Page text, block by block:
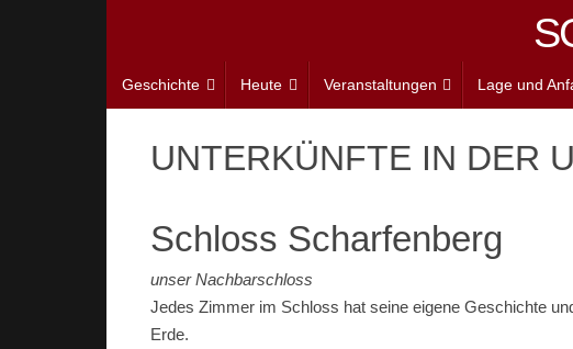
Inhalt
Geschichte Heute Veranstaltungen Lage und
UNTERKÜNFTE IN DER
Schloss Scharfenberg
unser Nachbarschloss
Jedes Zimmer im Schloss hat seine eigene Geschichte
Erde.